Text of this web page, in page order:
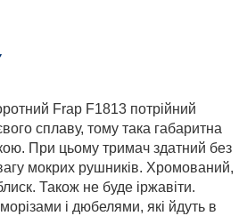
Frap F1813 потрійний
сплаву, тому така габаритна
При цьому тримач здатний без
мокрих рушників. Хромований,
Також не буде іржавіти.
і дюбелями, які йдуть в